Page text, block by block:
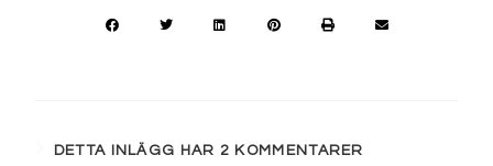
DETTA INLÄGG HAR 2 KOMMENTARER